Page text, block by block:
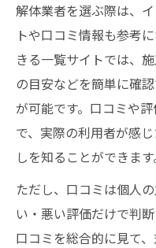
現地調査の丁
証
過去の解体工
トラブルなく進め
解体工事前の
効
解体業者との
作業中の騒音
解体業者を選ぶ際は、
トや口コミ情報も参考
きる一覧サイトでは、
の目安などを簡単に確
が可能です。口コミや
で、実際の利用者が感
しを知ることができます
ただし、口コミは個人
い・悪い評価だけで判
口コミを総合的に見て